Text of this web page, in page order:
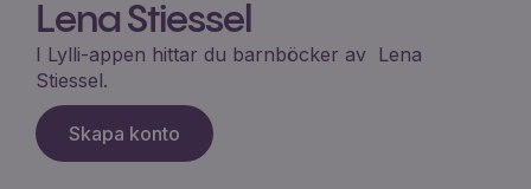
Lena Stiessel
I Lylli-appen hittar du barnböcker av Lena
Stiessel.
Skapa konto